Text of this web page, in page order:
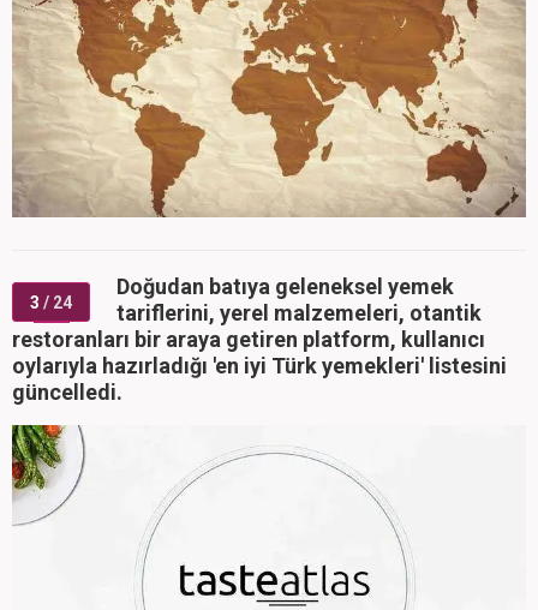
3 / 24
Doğudan batıya geleneksel yemek
tariflerini, yerel malzemeleri, otantik
restoranları bir araya getiren platform, kullanıcı
oylarıyla hazırladığı 'en iyi Türk yemekleri' listesini
güncelledi.